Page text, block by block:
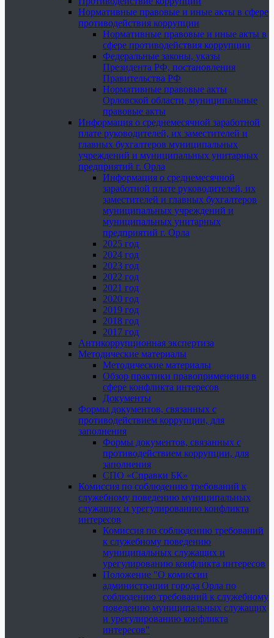
Нормативные правовые и иные акты в сфере
противодействия коррупции
Нормативные правовые и иные акты в
сфере противодействия коррупции
Федеральные законы, указы
Президента РФ, постановления
Правительства РФ
Нормативные правовые акты
Орловской области, муниципальные
правовые акты
Информация о среднемесячной заработной
плате руководителей, их заместителей и
главных бухгалтеров муниципальных
учреждений и муниципальных унитарных
предприятий г. Орла
Информация о среднемесячной
заработной плате руководителей, их
заместителей и главных бухгалтеров
муниципальных учреждений и
муниципальных унитарных
предприятий г. Орла
2025 год
2024 год
2023 год
2022 год
2021 год
2020 год
2019 год
2018 год
2017 год
Антикоррупционная экспертиза
Методические материалы
Методические материалы
Обзор практики правоприменения в
сфере конфликта интересов
Документы
Формы документов, связанных с
противодействием коррупции, для
заполнения
Формы документов, связанных с
противодействием коррупции, для
заполнения
СПО «Справки БК»
Комиссия по соблюдению требований к
служебному поведению муниципальных
служащих и урегулированию конфликта
интересов
Комиссия по соблюдению требований
к служебному поведению
муниципальных служащих и
урегулированию конфликта интересов
Положение "О комиссии
администрации города Орла по
соблюдению требований к служебному
поведению муниципальных служащих
и урегулированию конфликта
интересов"